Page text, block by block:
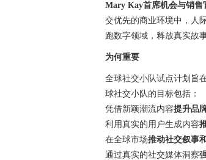
Mary Kay首席机会与销售
交优先的商业环境中，人
跑数字领域，释放真实故
为何重要
全球社交小队试点计划旨
球社交小队的目标包括：
凭借新颖潮流内容提升品
利用真实的用户生成内容
在全球市场推动社交叙事
通过真实的社交媒体洞察